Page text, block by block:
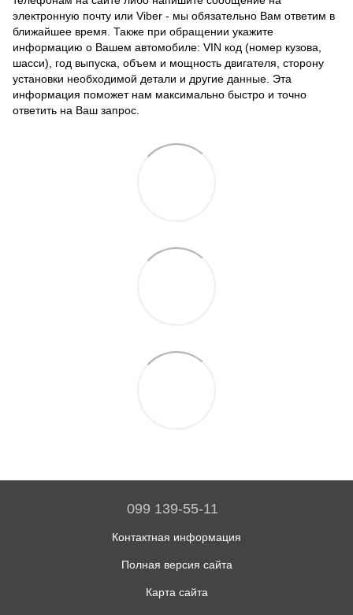
электронную почту или Viber - мы обязательно Вам ответим в
ближайшее время. Также при обращении укажите
информацию о Вашем автомобиле: VIN код (номер кузова,
шасси), год выпуска, объем и мощность двигателя, сторону
установки необходимой детали и другие данные. Эта
информация поможет нам максимально быстро и точно
ответить на Ваш запрос.
099 139-55-11
Контактная информация
Полная версия сайта
Карта сайта